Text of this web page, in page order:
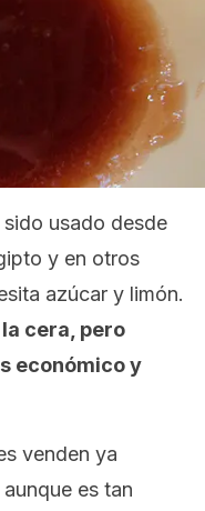
usado desde
y en otros
azúcar y limón.
cera, pero
económico y
venden ya
es tan